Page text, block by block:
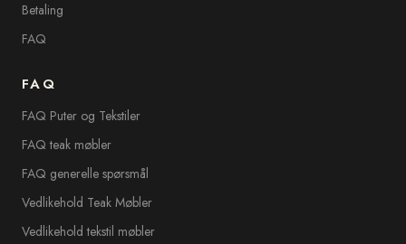
Betaling
FAQ
FAQ
FAQ Puter og Tekstiler
FAQ teak møbler
FAQ generelle spørsmål
Vedlikehold Teak Møbler
Vedlikehold tekstil møbler